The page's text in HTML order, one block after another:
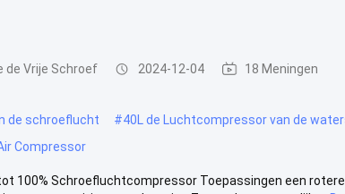
de Vrije Schroef 2024-12-04 18 Meningen
de schroeflucht #40L de Luchtcompressor van de
Compressor
100% Schroefluchtcompressor Toepassingen een